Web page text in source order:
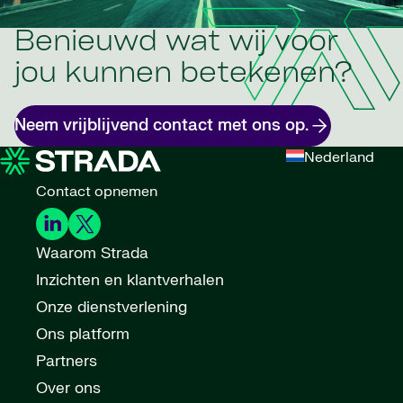
Benieuwd wat wij voor
jou kunnen betekenen?
Neem vrijblijvend contact met ons op.
Nederland
Contact opnemen
Waarom Strada
Inzichten en klantverhalen
Onze dienstverlening
Ons platform
Partners
Over ons